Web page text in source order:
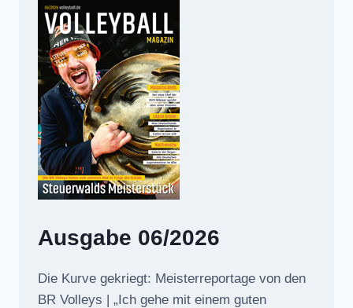
Ausgabe 06/2026
Die Kurve gekriegt: Meisterreportage von den
BR Volleys | „Ich gehe mit einem guten